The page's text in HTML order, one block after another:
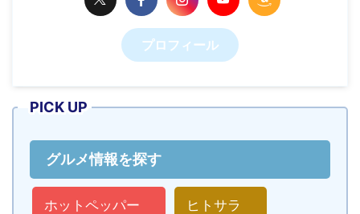
プロフィール
PICK UP
グルメ情報を探す
ホットペッパー ヒトサラ